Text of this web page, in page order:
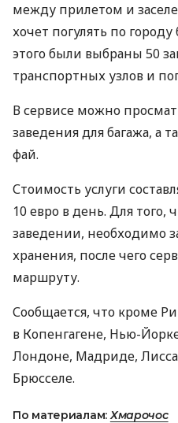
между прилетом и
хочет погулять по
этого были выбраны 50
транспортных узлов и
В сервисе можно
заведения для багажа, а
фай.
Стоимость услуги
10 евро в день. Для того,
заведении, необходимо
хранения, после чего
маршруту.
Сообщается, что кроме
в Копенгагене, Нью-
Лондоне, Мадриде,
Брюсселе.
По материалам:Хмарочос